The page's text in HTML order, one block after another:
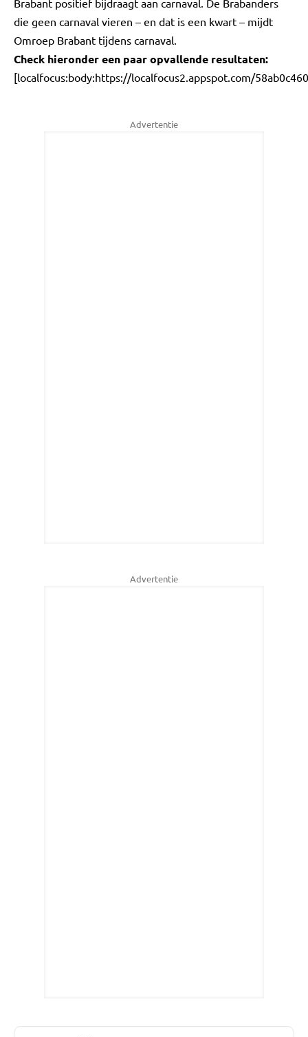
Brabant positief bijdraagt aan carnaval. De Brabanders
die geen carnaval vieren – en dat is een kwart – mijdt
Omroep Brabant tijdens carnaval.
Check hieronder een paar opvallende resultaten:
[localfocus:body:https://localfocus2.appspot.com/
Advertentie
Advertentie